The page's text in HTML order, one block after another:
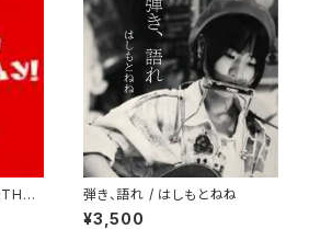
弾き、語れ / はしもとねね
¥3,500